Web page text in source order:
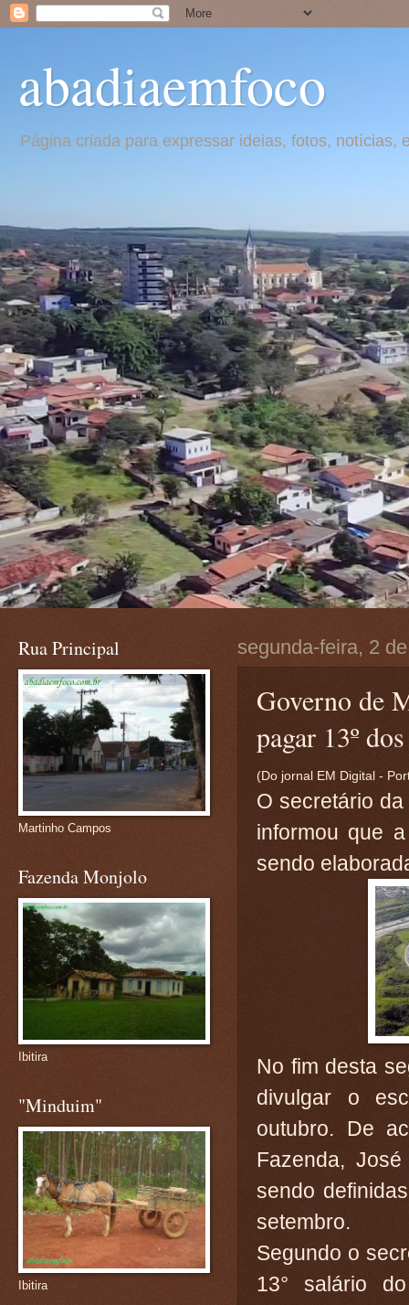
abadiaemfoco
Página criada para expressar ideias, fotos,
segunda-feira, 2
Governo de
pagar 13º
(Do jornal EM Digital -
O secretário
informou que
sendo
No fim desta
divulgar o
outubro. De
Fazenda,
sendo
setembro.
Segundo o
13° salário
Rua Principal
Martinho Campos
Fazenda Monjolo
Ibitira
"Minduim"
Ibitira